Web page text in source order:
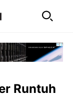
Runtuh